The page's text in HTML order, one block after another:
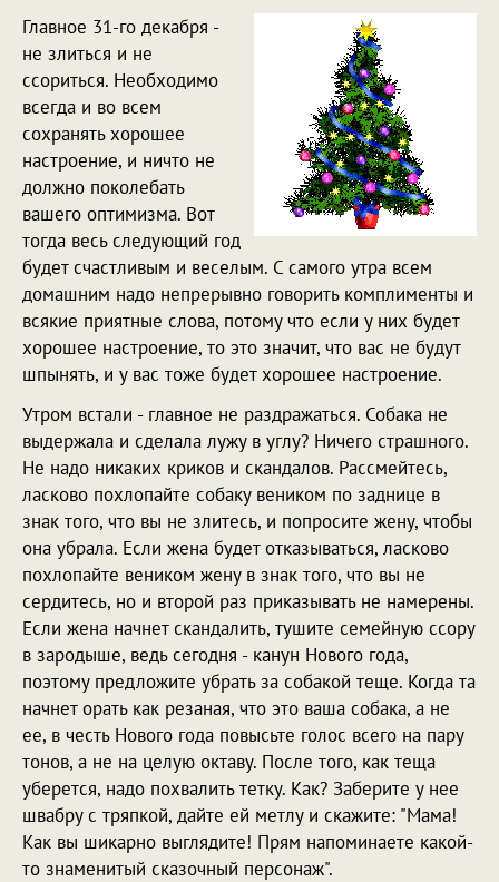
Главное 31-го декабря -
не злиться и не
ссориться. Необходимо
всегда и во всем
сохранять хорошее
настроение, и ничто не
должно поколебать
вашего оптимизма. Вот
тогда весь следующий год
будет счастливым и веселым. С самого утра всем
домашним надо непрерывно говорить комплименты и
всякие приятные слова, потому что если у них будет
хорошее настроение, то это значит, что вас не будут
шпынять, и у вас тоже будет хорошее настроение.
Утром встали - главное не раздражаться. Собака не
выдержала и сделала лужу в углу? Ничего страшного.
Не надо никаких криков и скандалов. Рассмейтесь,
ласково похлопайте собаку веником по заднице в
знак того, что вы не злитесь, и попросите жену, чтобы
она убрала. Если жена будет отказываться, ласково
похлопайте веником жену в знак того, что вы не
сердитесь, но и второй раз приказывать не намерены.
Если жена начнет скандалить, тушите семейную ссору
в зародыше, ведь сегодня - канун Нового года,
поэтому предложите убрать за собакой теще. Когда та
начнет орать как резаная, что это ваша собака, а не
ее, в честь Нового года повысьте голос всего на пару
тонов, а не на целую октаву. После того, как теща
уберется, надо похвалить тетку. Как? Заберите у нее
швабру с тряпкой, дайте ей метлу и скажите: "Мама!
Как вы шикарно выглядите! Прям напоминаете какой-
то знаменитый сказочный персонаж".